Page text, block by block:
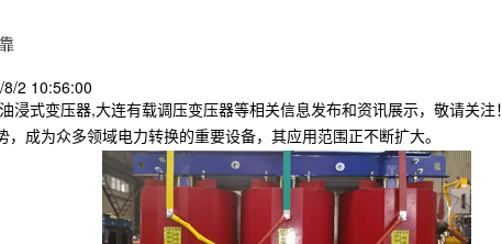
2 10:56:00
浸式变压器,大连有载调压变压器等相关信息发布和资讯展示，敬请关注！
，成为众多领域电力转换的重要设备，其应用范围正不断扩大。